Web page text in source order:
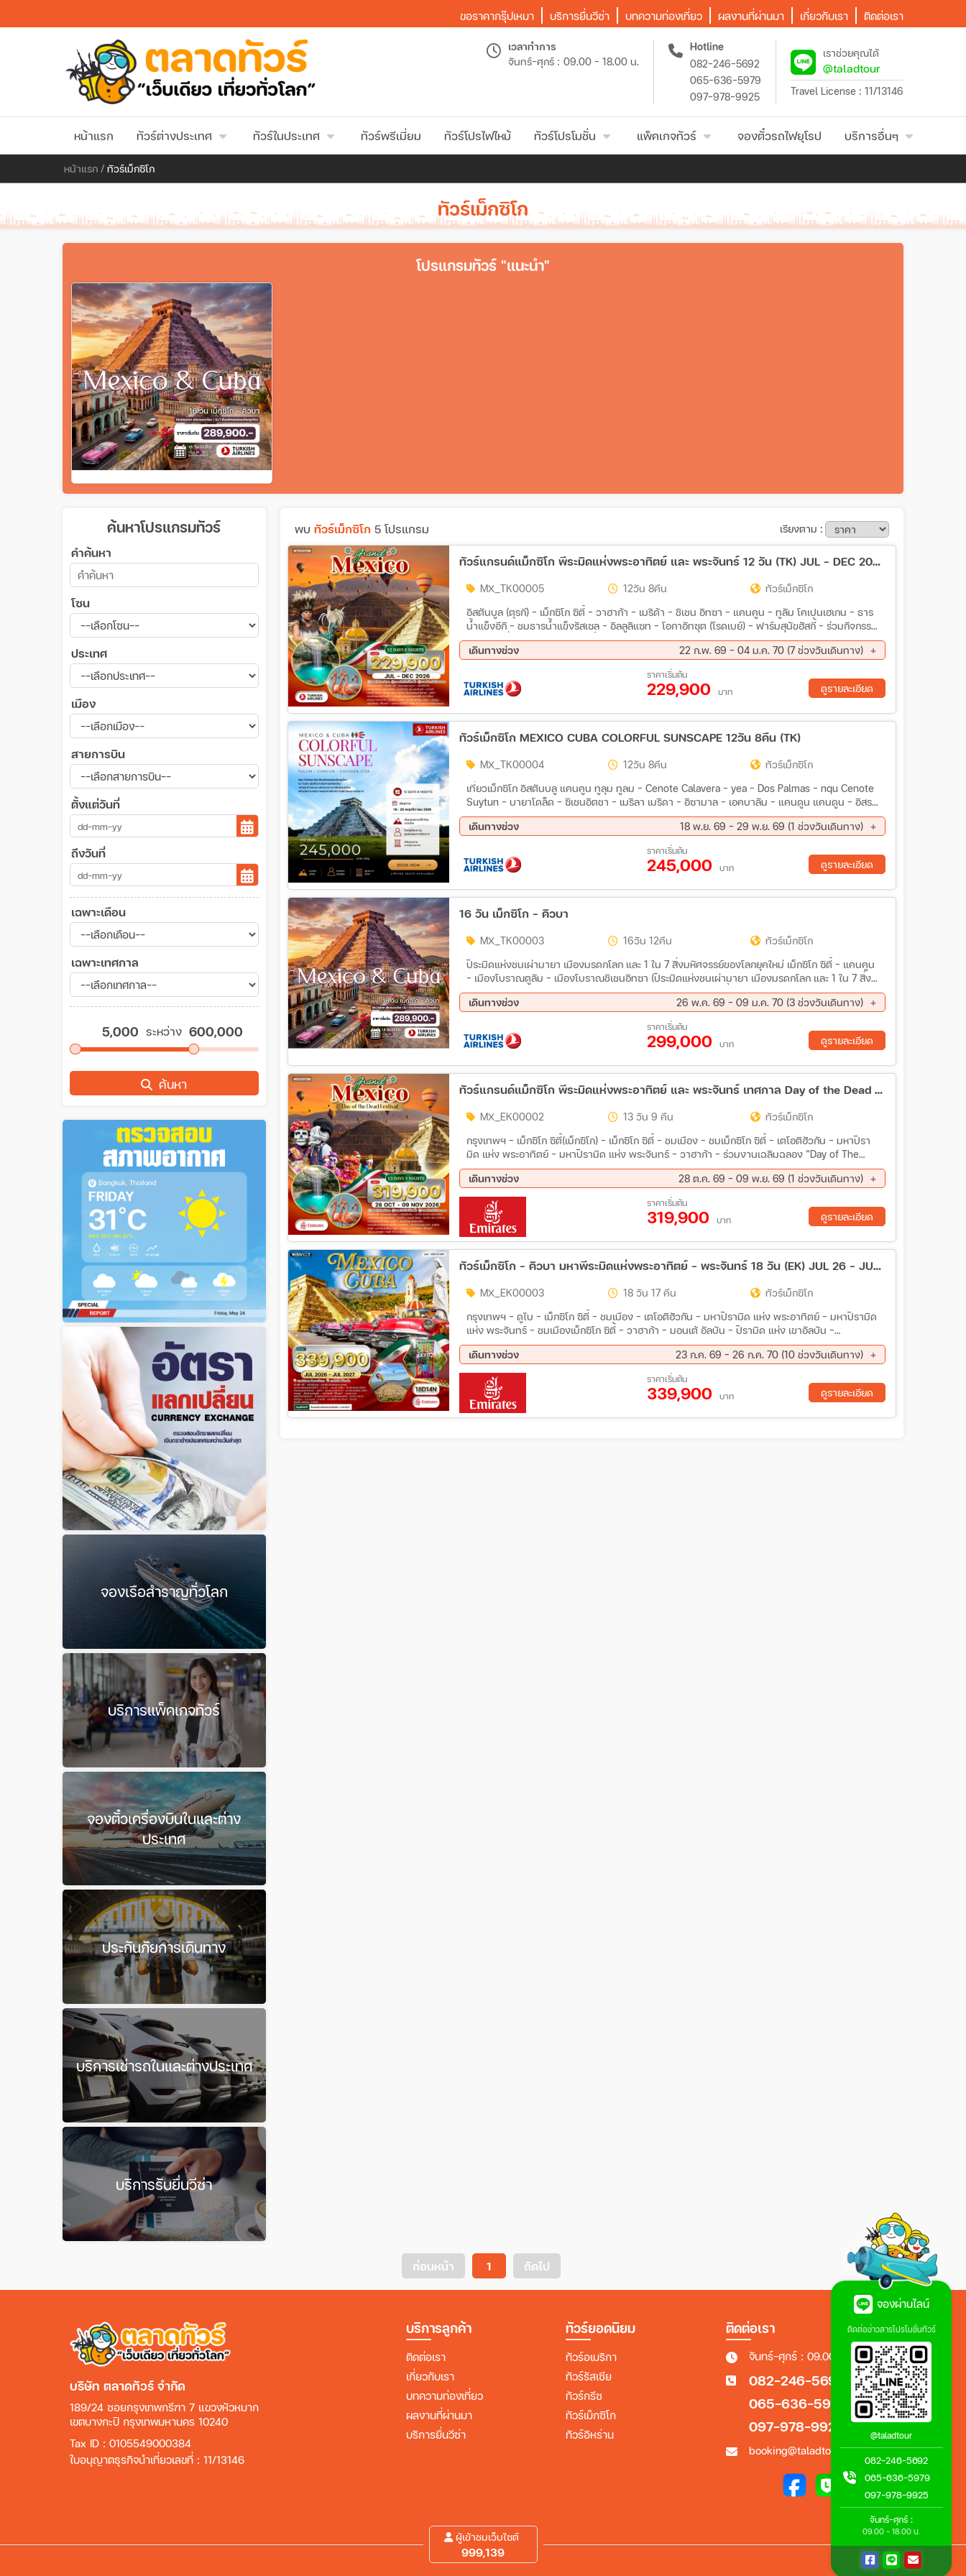
ขอราคากรุ๊ปเหมา บริการยื่นวีซ่า บทความท่องเที่ยว ผลงานที่ผ่านมา เกี่ยวกับเรา ติดต่อเรา
เวลาทำการ
จันทร์-ศุกร์ : 09.00 - 18.00 น.
Hotline
082-246-5692
065-636-5979
097-978-9925
เราช่วยคุณได้
@taladtour
Travel License : 11/13146
หน้าแรก ทัวร์ต่างประเทศ ทัวร์ในประเทศ ทัวร์พรีเมี่ยม ทัวร์โปรไฟไหม้ ทัวร์โปรโมชั่น แพ็คเกจทัวร์ จองตั๋วรถไฟยุโรป บริการอื่นๆ
หน้าแรก / ทัวร์เม็กซิโก
ทัวร์เม็กซิโก
โปรแกรมทัวร์ "แนะนำ"
ค้นหาโปรแกรมทัวร์
คำค้นหา
โซน
ประเทศ
เมือง
สายการบิน
ตั้งแต่วันที่
ถึงวันที่
เฉพาะเดือน
เฉพาะเทศกาล
ระหว่าง
ค้นหา
จองเรือสำราญทั่วโลก
บริการแพ็คเกจทัวร์
จองตั๋วเครื่องบินในและต่าง
ประเทศ
ประกันภัยการเดินทาง
บริการเช่ารถในและต่างประเทศ
บริการรับยื่นวีซ่า
พบ ทัวร์เม็กซิโก 5 โปรแกรม เรียงตาม :
ทัวร์แกรนด์แม็กซิโก พีระมิดแห่งพระอาทิตย์ และ พระจันทร์ 12 วัน (TK) JUL - DEC 2026
MX_TK00005 12วัน 8คืน
ทัวร์เม็กซิโก
อิสตันบูล (ตุรกี) - เม็กซิโก ซิตี้ - วาฮาก้า - เมริด้า - ชิเชน อิทซา - แคนคูน - ทูลัม โคเปนเฮเกน - ธาร
น้ำแข็งอีกิ - ชมธารน้ำแข็งรัสเซล - อิลลูลิแซท - โอกาอัทซุต (โรดเบย์) - ฟาร์มสุนัขฮัสกี้ - ร่วมกิจกรรม
สุนัขลากเลื่อน - ล่องเรือชมธารน้ำแข็งอีกิ (Hilight) - ขับรถ UTV - ฟยอร์ดทาซิอุซ - จุดประวัติศาสตร์
เซอเมอร์มิอูท - นูค (เมืองหลวง) - กิจกรรมล่องเรือชมปลาวาฬ - ล่องเรือ "Icefjord cruise tour" -
หมู่บ้านร้างเกอร์นัค “Qoornoq” - ชมย่านถนนสตรอยก์ มื้อพิเศษ : เครื่องดื่ม “มาร์การิต้า” พร้อมการ
แสดงวงดนตรี “มาริอาชิส์” - ซีฟู้ดพื้นเมืองที่แคนคูน - ดินเนอร์ริมทะเลแคริบเบียน 4 ดาว
เดินทางช่วง
22 ก.พ. 69 - 04 ม.ค. 70 (7 ช่วงวันเดินทาง)
16 ก.ย. 69 - 28 ก.ย. 69
13 ต.ค. 69 - 25 ต.ค. 69
28 ต.ค. 69 - 09 พ.ย. 69
18 พ.ย. 69 - 29 พ.ย. 69
24 ธ.ค. 69 - 04 ม.ค. 70
ราคาเริ่มต้น
229,900 บาท ดูรายละเอียด
ทัวร์เม็กซิโก MEXICO CUBA COLORFUL SUNSCAPE 12วัน 8คืน (TK)
MX_TK00004 12วัน 8คืน
ทัวร์เม็กซิโก
เที่ยวเม็กซิโก อิสตันบลู แคนคูน ทูลุม ทูลม - Cenote Calavera - yea - Dos Palmas - nqu Cenote
Suytun - บายาโดล็ด - ซิเชนอิตชา - เมริลา เมริดา - อิซามาล - เอคบาลัม - แคนดูน แคนดูน - อิสระ
Playa Delfines - ชมพระอาทิตย์ตก - ฮาวาน่า (ดิวบา) - ทัวร์ชมเมือง - ทัวรถดลาสสิค ฮาวาน่า (ดิว
บา) - พิพิธภัณฑ์เฮมิงเวย์- หมู่บ้านโดฮิบาร์ - ปีนาร์เดลร์โอ - เมืองวิญาเลส - Cueva del Iกอัง - แดน
เดินทางช่วง
18 พ.ย. 69 - 29 พ.ย. 69 (1 ช่วงวันเดินทาง)
ราคาเริ่มต้น
245,000 บาท ดูรายละเอียด
16 วัน เม็กซิโก – คิวบา
MX_TK00003 16วัน 12คืน
ทัวร์เม็กซิโก
ปิระมิดแห่งชนเผ่ามายา เมืองมรดกโลก และ 1 ใน 7 สิ่งมหัศจรรย์ของโลกยุคใหม่ เม็กซิโก ซิตี้ – แคนคูน
– เมืองโบราณตูลัม – เมืองโบราณชิเชนอิทซา (ปิระมิดแห่งชนเผ่ามายา เมืองมรดกโลก และ 1 ใน 7 สิ่ง
มหัศจรรย์ของโลกยุคใหม่) เมรีดา – อูซมาล – คาบาห์– เม็กซิโก ซิตี้ – เตโอติฮัวคัน – ฮาวานา – ไวนา
เลส – ซานตาคลารา เซียนฟวยโกส ตรินิแดด – กามากูเอย์ – บายาโม – ซานเตียโก เดอ คิวบา – ไมอามี่
เดินทางช่วง
26 พ.ค. 69 - 09 ม.ค. 70 (3 ช่วงวันเดินทาง)
31 ต.ค. 69 - 15 พ.ย. 69
ราคาเริ่มต้น
299,000 บาท ดูรายละเอียด
ทัวร์แกรนด์แม็กซิโก พีระมิดแห่งพระอาทิตย์ และ พระจันทร์ เทศกาล Day of the Dead 13 วัน (EK) 28 OCT - 09 NOV 26
MX_EK00002 13 วัน 9 คืน
ทัวร์เม็กซิโก
กรุงเทพฯ - เม็กซิโก ซิตี้(เม็กซิโก) - เม็กซิโก ซิตี้ - ชมเมือง - ชมเม็กซิโก ซิตี้ - เตโอติฮัวกัน - มหาปิรา
มิด แห่ง พระอาทิตย์ - มหาปิรามิด แห่ง พระจันทร์ - วาฮาก้า - ร่วมงานเฉลิมฉลอง “Day of The
Dead 2026” - มอนเต้ อัลบัน - ปิรามิด แห่ง เขาอัลบัน - (วัฒนธรรมซาโปเทค) - เมริด้า - ล่องเรือชม
นกฟลามิงโก
เดินทางช่วง
28 ต.ค. 69 - 09 พ.ย. 69 (1 ช่วงวันเดินทาง)
28 ต.ค. 69 - 09 พ.ย. 69
ราคาเริ่มต้น
319,900 บาท ดูรายละเอียด
ทัวร์เม็กซิโก - คิวบา มหาพีระมิดแห่งพระอาทิตย์ - พระจันทร์ 18 วัน (EK) JUL 26 - JUL 27
MX_EK00003 18 วัน 17 คืน
ทัวร์เม็กซิโก
กรุงเทพฯ - ดูไบ - เม็กซิโก ซิตี้ - ชมเมือง - เตโอติฮัวกัน - มหาปิรามิด แห่ง พระอาทิตย์ - มหาปิรามิด
แห่ง พระจันทร์ - ชมเมืองเม็กซิโก ซิตี้ - วาฮาก้า - มอนเต้ อัลบัน - ปิรามิด แห่ง เขาอัลบัน -
(วัฒนธรรมซาโปเทค) - เมริด้า - เมืองโบราณคาบาห์ - ชมเมืองเมริด้า
เดินทางช่วง
23 ก.ค. 69 - 26 ก.ค. 70 (10 ช่วงวันเดินทาง)
11 ส.ค. 69 - 28 ส.ค. 69
23 ก.ย. 69 - 10 ต.ค. 69
24 ธ.ค. 69 - 10 ม.ค. 70
12 ก.พ. 70 - 01 มี.ค 70
26 ก.พ. 70 - 15 มี.ค 70
07 เม.ย 70 - 24 เม.ย 70
29 เม.ย 70 - 16 พ.ค. 70
28 พ.ค. 70 - 14 มิ.ย 70
09 ก.ค. 70 - 26 ก.ค. 70
ราคาเริ่มต้น
339,900 บาท ดูรายละเอียด
ก่อนหน้า 1 ถัดไป
บริษัท ตลาดทัวร์ จำกัด
189/24 ซอยกรุงเทพกรีฑา 7 แขวงหัวหมาก
เขตบางกะปิ กรุงเทพมหานคร 10240
Tax ID : 0105549000384
ใบอนุญาตธุรกิจนำเที่ยวเลขที่ : 11/13146
บริการลูกค้า
ติดต่อเรา
เกี่ยวกับเรา
บทความท่องเที่ยว
ผลงานที่ผ่านมา
บริการยื่นวีซ่า
ทัวร์ยอดนิยม
ทัวร์อเมริกา
ทัวร์รัสเซีย
ทัวร์กรีซ
ทัวร์เม็กซิโก
ทัวร์อิหร่าน
ติดต่อเรา
จันทร์-ศุกร์ : 09.00 - 18.00 น.
082-246-5692
065-636-5979
097-978-9925
booking@taladtour.co.th
ผู้เข้าชมเว็บไซต์
999,139
จองผ่านไลน์
ติดต่อข่าวสารโปรโมชั่นทัวร์
@taladtour
082-246-5692
065-636-5979
097-978-9925
จันทร์-ศุกร์ :
09.00 - 18.00 น.